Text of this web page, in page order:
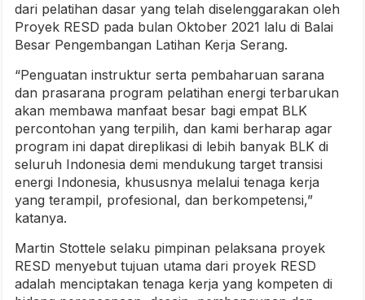
dari pelatihan dasar yang telah diselenggarakan oleh
Proyek RESD pada bulan Oktober 2021 lalu di Balai
Besar Pengembangan Latihan Kerja Serang.
“Penguatan instruktur serta pembaharuan sarana
dan prasarana program pelatihan energi terbarukan
akan membawa manfaat besar bagi empat BLK
percontohan yang terpilih, dan kami berharap agar
program ini dapat direplikasi di lebih banyak BLK di
seluruh Indonesia demi mendukung target transisi
energi Indonesia, khususnya melalui tenaga kerja
yang terampil, profesional, dan berkompetensi,”
katanya.
Martin Stottele selaku pimpinan pelaksana proyek
RESD menyebut tujuan utama dari proyek RESD
adalah menciptakan tenaga kerja yang kompeten di